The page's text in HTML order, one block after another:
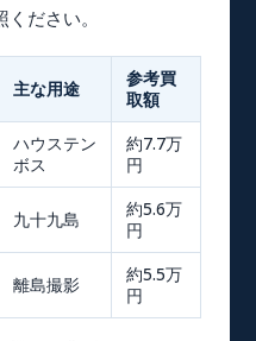
ださい。
主な用途
参考買
取額
ハウステン
ボス
約7.7万
円
九十九島
約5.6万
円
離島撮影
約5.5万
円